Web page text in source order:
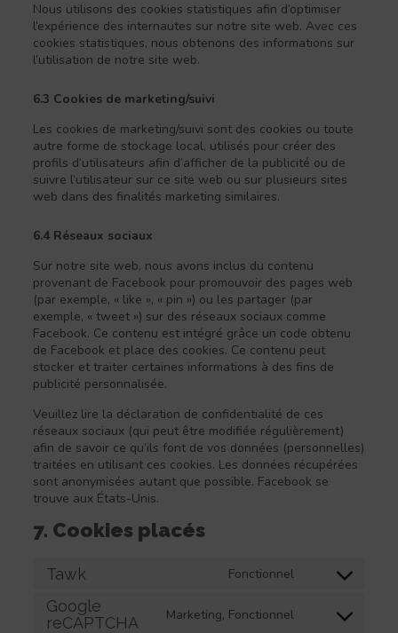
Nous utilisons des cookies statistiques afin d’optimiser
l’expérience des internautes sur notre site web. Avec ces
cookies statistiques, nous obtenons des informations sur
l’utilisation de notre site web.
6.3 Cookies de marketing/suivi
Les cookies de marketing/suivi sont des cookies ou toute
autre forme de stockage local, utilisés pour créer des
profils d’utilisateurs afin d’afficher de la publicité ou de
suivre l’utilisateur sur ce site web ou sur plusieurs sites
web dans des finalités marketing similaires.
6.4 Réseaux sociaux
Sur notre site web, nous avons inclus du contenu
provenant de Facebook pour promouvoir des pages web
(par exemple, « like », « pin ») ou les partager (par
exemple, « tweet ») sur des réseaux sociaux comme
Facebook. Ce contenu est intégré grâce un code obtenu
de Facebook et place des cookies. Ce contenu peut
stocker et traiter certaines informations à des fins de
publicité personnalisée.
Veuillez lire la déclaration de confidentialité de ces
réseaux sociaux (qui peut être modifiée régulièrement)
afin de savoir ce qu’ils font de vos données (personnelles)
traitées en utilisant ces cookies. Les données récupérées
sont anonymisées autant que possible. Facebook se
trouve aux États-Unis.
7. Cookies placés
Tawk Fonctionnel
Consent
service
Google
reCAPTCHA
Marketing, Fonctionnel
Consent